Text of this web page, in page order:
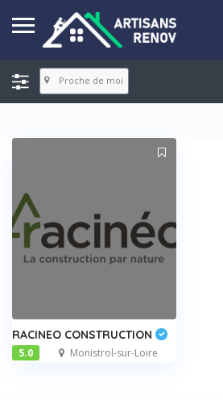
Proche de moi
RACINEO CONSTRUCTION
5.0 Monistrol-sur-Loire